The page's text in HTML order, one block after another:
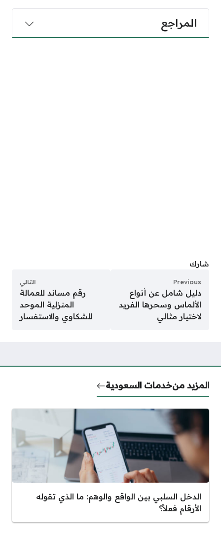
المراجع
شارك
Previous
دليل شامل عن أنواع
الألماس وسحرها الفريد
لاختيار مثالي
التالي
رقم مساند للعمالة
المنزلية الموحد
للشكاوي والاستفسار
المزيد منخدمات السعودية
الدخل السلبي بين الواقع والوهم: ما الذي تقوله
الأرقام فعلاً؟